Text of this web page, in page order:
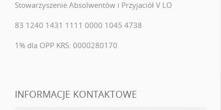
Stowarzyszenie Absolwentów i Przyjaciół V LO
83 1240 1431 1111 0000 1045 4738
1% dla OPP KRS: 0000280170
INFORMACJE KONTAKTOWE